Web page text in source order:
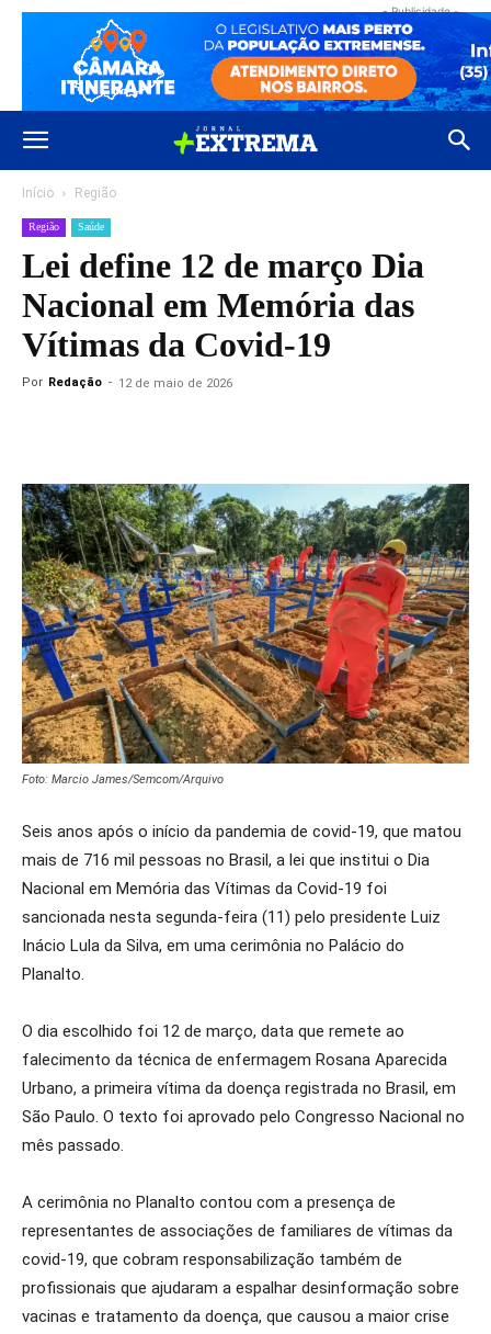
- Publicidade -
Início Região
Região Saúde
Lei define 12 de março Dia
Nacional em Memória das
Vítimas da Covid-19
Por Redação - 12 de maio de 2026
Foto: Marcio James/Semcom/Arquivo
Seis anos após o início da pandemia de covid-19, que matou
mais de 716 mil pessoas no Brasil, a lei que institui o Dia
Nacional em Memória das Vítimas da Covid-19 foi
sancionada nesta segunda-feira (11) pelo presidente Luiz
Inácio Lula da Silva, em uma cerimônia no Palácio do
Planalto.
O dia escolhido foi 12 de março, data que remete ao
falecimento da técnica de enfermagem Rosana Aparecida
Urbano, a primeira vítima da doença registrada no Brasil, em
São Paulo. O texto foi aprovado pelo Congresso Nacional no
mês passado.
A cerimônia no Planalto contou com a presença de
representantes de associações de familiares de vítimas da
covid-19, que cobram responsabilização também de
profissionais que ajudaram a espalhar desinformação sobre
vacinas e tratamento da doença, que causou a maior crise